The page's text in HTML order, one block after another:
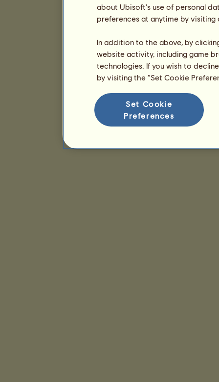
about Ubisoft's use of personal
preferences at anytime by
In addition to the above, by
website activity, including game
technologies. If you wish to
by visiting the “Set Cookie
Set Cookie
Preferences